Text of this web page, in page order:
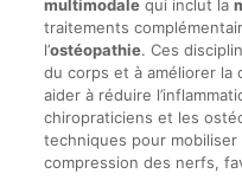
multimodalequi inclut la
traitements
l’ostéopathie. Ces
du corps et à améliorer la
aider à réduire
chiropraticiens et les
techniques pour
compression des nerfs,